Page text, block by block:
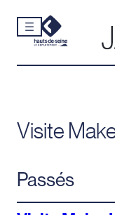
Aller
contenu
Visite
Passés